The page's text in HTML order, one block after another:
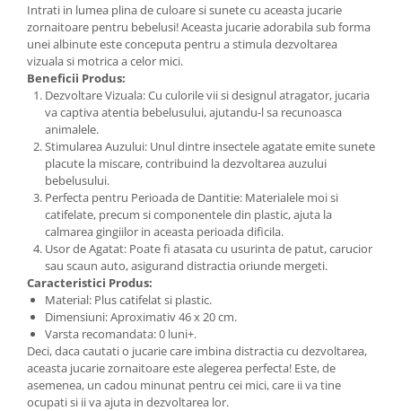
Intrati in lumea plina de culoare si sunete cu aceasta jucarie
zornaitoare pentru bebelusi! Aceasta jucarie adorabila sub forma
unei albinute este conceputa pentru a stimula dezvoltarea
vizuala si motrica a celor mici.
Beneficii Produs:
Dezvoltare Vizuala: Cu culorile vii si designul atragator, jucaria
va captiva atentia bebelusului, ajutandu-l sa recunoasca
animalele.
Stimularea Auzului: Unul dintre insectele agatate emite sunete
placute la miscare, contribuind la dezvoltarea auzului
bebelusului.
Perfecta pentru Perioada de Dantitie: Materialele moi si
catifelate, precum si componentele din plastic, ajuta la
calmarea gingiilor in aceasta perioada dificila.
Usor de Agatat: Poate fi atasata cu usurinta de patut, carucior
sau scaun auto, asigurand distractia oriunde mergeti.
Caracteristici Produs:
Material: Plus catifelat si plastic.
Dimensiuni: Aproximativ 46 x 20 cm.
Varsta recomandata: 0 luni+.
Deci, daca cautati o jucarie care imbina distractia cu dezvoltarea,
aceasta jucarie zornaitoare este alegerea perfecta! Este, de
asemenea, un cadou minunat pentru cei mici, care ii va tine
ocupati si ii va ajuta in dezvoltarea lor.